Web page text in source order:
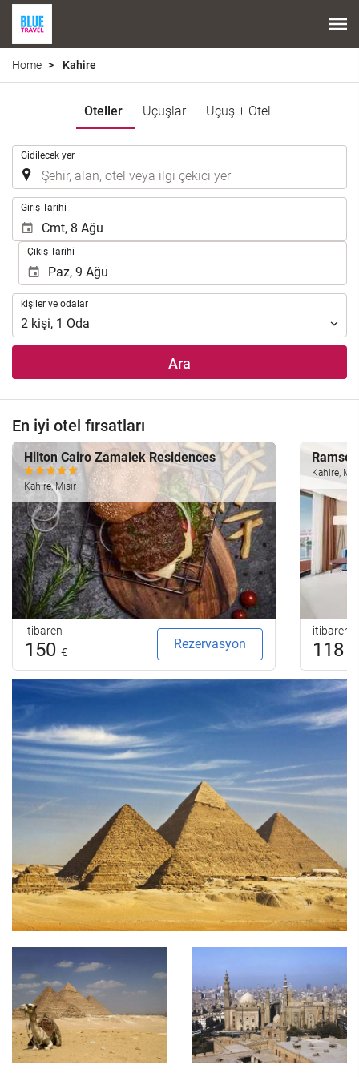
Home Kahire
Oteller Uçuşlar Uçuş + Otel
Gidilecek yer
Giriş Tarihi
Çıkış Tarihi
kişiler
ve
odalar
kişiler ve odalar
2 kişi, 1 Oda
Ara
En iyi otel fırsatları
Hilton Cairo Zamalek Residences
Kahire, Mısır
itibaren
150€
Rezervasyon
Kahire,
itibaren
118